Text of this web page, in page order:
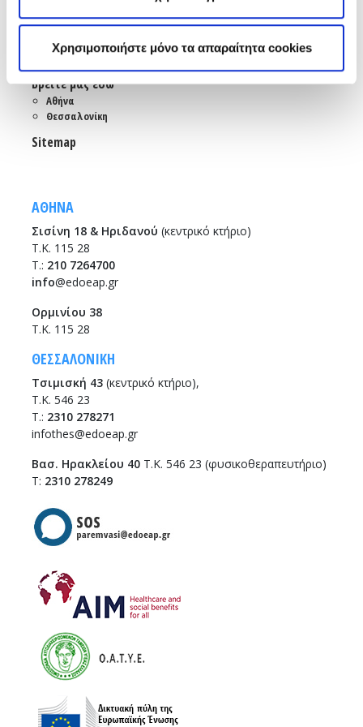
Χρησιμοποιήστε μόνο τα απαραίτητα cookies
Επικοινωνία
Αποστολή Ηλ. Μηνύματος
Emails και τηλέφωνα εξυπηρέτησης
Βρείτε μας εδώ
Αθήνα
Θεσσαλονίκη
Sitemap
ΑΘΗΝΑ
Σισίνη 18 & Ηριδανού (κεντρικό κτήριο)
Τ.Κ. 115 28
T.: 210 7264700
info@edoeap.gr
Ορμινίου 38
Τ.Κ. 115 28
ΘΕΣΣΑΛΟΝΙΚΗ
Τσιμισκή 43 (κεντρικό κτήριο),
Τ.Κ. 546 23
T.: 2310 278271
infothes@edoeap.gr
Βασ. Ηρακλείου 40 Τ.Κ. 546 23 (φυσικοθεραπευτήριο)
Τ: 2310 278249